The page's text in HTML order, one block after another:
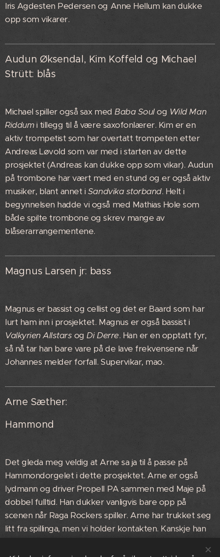
Iris Agdesten Pedersen og Anne Hellum kan dukke
opp som vikarer.
Audun Øksendal, Kim Koffeld og Michael
Strütt: blås
Michael spiller også sax medBaba Soulog Wild Man
Riddumi tillegg til å være saxofonlærer. Kim er en
aktiv trompetist som har overtatt trompeten etter
Andreas Løvold som var med i starten av dette
prosjektet (Andreas kan dukke opp som vikar). Audun
på trombone har vært med en stund og er også aktiv
musiker, blant annet i Sandvika storband. Helt i
begynnelsen hadde vi også med Mathias Hole som
både spilte trombone og skrev mange av
blåserarrangementene.
Magnus Larsen jr: bass
Magnus er bassist og cellist og det er Baard som har
lurt ham inn i prosjektet. Magnus er også bassist i
Valkyrien Allstars ogDi Derre. Han er en opptatt fyr,
så nå tar han bare vare på de lave frekvensene når
Johannes melder forfall. Supervikar, mao.
Arne Sæther:
Hammond
Det gleda meg veldig at Arne sa ja til å passe på
Hammondorgelet i dette prosjektet. Arne er også
lydmann og driver Propell PA sammen med Maje på
dobbel fulltid. Han dukker vanligvis bare opp på
scenen når Raga Rockers spiller. Arne har trukket seg
litt fra spillinga, men vi holder kontakten. Kanskje han